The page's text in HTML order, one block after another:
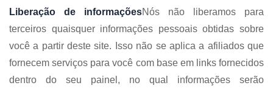
Liberação de informaçõesNós não liberamos para
terceiros quaisquer informações pessoais obtidas sobre
você a partir deste site. Isso não se aplica a afiliados que
fornecem serviços para você com base em links fornecidos
dentro do seu painel, no qual informações serão